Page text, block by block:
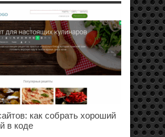
как собрать хороший
в коде